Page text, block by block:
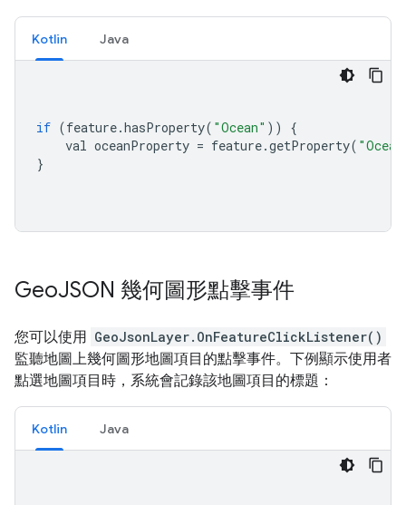
Kotlin Java
if (feature.hasProperty( "Ocean" ))
{
val oceanProperty = feature.getProperty(
}
GeoJSON 幾何圖形點擊事件
您可以使用 GeoJsonLayer.OnFeatureClickListener()
監聽地圖上幾何圖形地圖項目的點擊事件。下例顯示使用者
點選地圖項目時，系統會記錄該地圖項目的標題：
Kotlin Java